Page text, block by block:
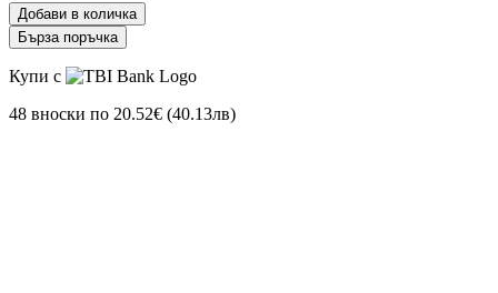
Добави в количка
Бърза поръчка
Купи с
48 вноски по 20.52€ (40.13лв)